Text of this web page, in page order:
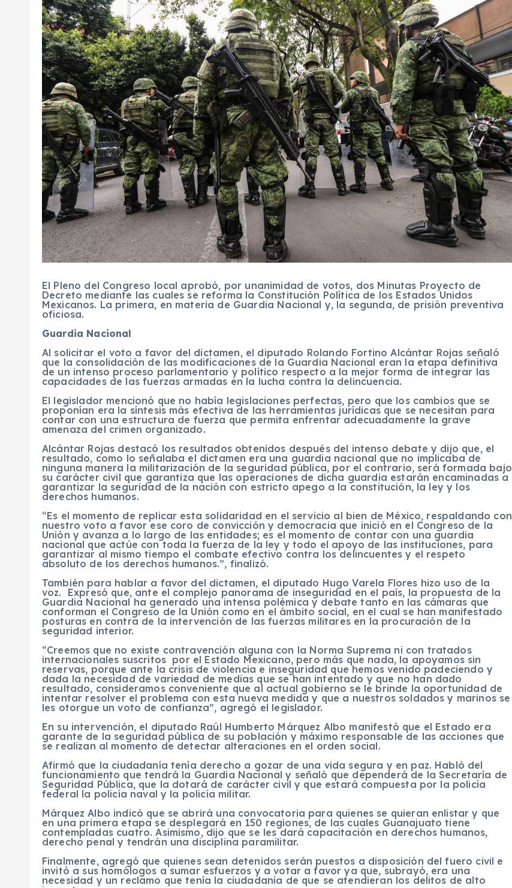
El Pleno del Congreso local aprobó, por unanimidad de votos, dos Minutas Proyecto de
Decreto mediante las cuales se reforma la Constitución Política de los Estados Unidos
Mexicanos. La primera, en materia de Guardia Nacional y, la segunda, de prisión preventiva
oficiosa.
Guardia Nacional
Al solicitar el voto a favor del dictamen, el diputado Rolando Fortino Alcántar Rojas señaló
que la consolidación de las modificaciones de la Guardia Nacional eran la etapa definitiva
de un intenso proceso parlamentario y político respecto a la mejor forma de integrar las
capacidades de las fuerzas armadas en la lucha contra la delincuencia.
El legislador mencionó que no había legislaciones perfectas, pero que los cambios que se
proponían era la síntesis más efectiva de las herramientas jurídicas que se necesitan para
contar con una estructura de fuerza que permita enfrentar adecuadamente la grave
amenaza del crimen organizado.
Alcántar Rojas destacó los resultados obtenidos después del intenso debate y dijo que, el
resultado, como lo señalaba el dictamen era una guardia nacional que no implicaba de
ninguna manera la militarización de la seguridad pública, por el contrario, será formada bajo
su carácter civil que garantiza que las operaciones de dicha guardia estarán encaminadas a
garantizar la seguridad de la nación con estricto apego a la constitución, la ley y los
derechos humanos.
“Es el momento de replicar esta solidaridad en el servicio al bien de México, respaldando con
nuestro voto a favor ese coro de convicción y democracia que inició en el Congreso de la
Unión y avanza a lo largo de las entidades; es el momento de contar con una guardia
nacional que actúe con toda la fuerza de la ley y todo el apoyo de las instituciones, para
garantizar al mismo tiempo el combate efectivo contra los delincuentes y el respeto
absoluto de los derechos humanos.”, finalizó.
También para hablar a favor del dictamen, el diputado Hugo Varela Flores hizo uso de la
voz. Expresó que, ante el complejo panorama de inseguridad en el país, la propuesta de la
Guardia Nacional ha generado una intensa polémica y debate tanto en las cámaras que
conforman el Congreso de la Unión como en el ámbito social, en el cual se han manifestado
posturas en contra de la intervención de las fuerzas militares en la procuración de la
seguridad interior.
“Creemos que no existe contravención alguna con la Norma Suprema ni con tratados
internacionales suscritos por el Estado Mexicano, pero más que nada, la apoyamos sin
reservas, porque ante la crisis de violencia e inseguridad que hemos venido padeciendo y
dada la necesidad de variedad de medias que se han intentado y que no han dado
resultado, consideramos conveniente que al actual gobierno se le brinde la oportunidad de
intentar resolver el problema con esta nueva medida y que a nuestros soldados y marinos se
les otorgue un voto de confianza”, agregó el legislador.
En su intervención, el diputado Raúl Humberto Márquez Albo manifestó que el Estado era
garante de la seguridad pública de su población y máximo responsable de las acciones que
se realizan al momento de detectar alteraciones en el orden social.
Afirmó que la ciudadanía tenía derecho a gozar de una vida segura y en paz. Habló del
funcionamiento que tendrá la Guardia Nacional y señaló que dependerá de la Secretaría de
Seguridad Pública, que la dotará de carácter civil y que estará compuesta por la policía
federal la policía naval y la policía militar.
Márquez Albo indicó que se abrirá una convocatoria para quienes se quieran enlistar y que
en una primera etapa se desplegará en 150 regiones, de las cuales Guanajuato tiene
contempladas cuatro. Asimismo, dijo que se les dará capacitación en derechos humanos,
derecho penal y tendrán una disciplina paramilitar.
Finalmente, agregó que quienes sean detenidos serán puestos a disposición del fuero civil e
invitó a sus homólogos a sumar esfuerzos y a votar a favor ya que, subrayó, era una
necesidad y un reclamo que tenía la ciudadanía de que se atendieran los delitos de alto